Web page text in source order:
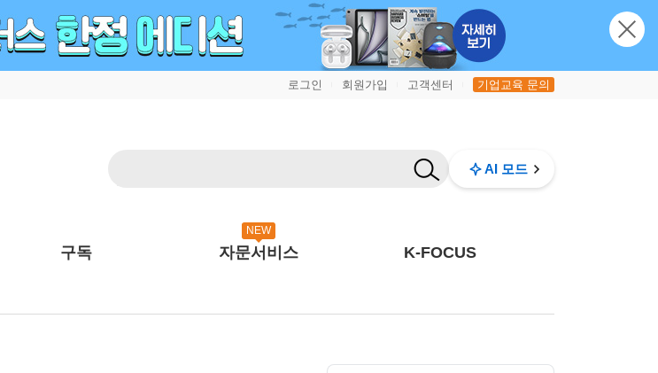
로그인 회원가입 고객센터 기업교육 문의
AI 모드
구독
NEW
자문서비스 K-FOCUS